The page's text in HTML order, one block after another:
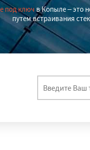
под ключв Копыле – это
путем встраивания